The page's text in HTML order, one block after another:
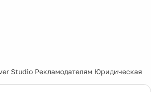
Studio Рекламодателям Юридическая